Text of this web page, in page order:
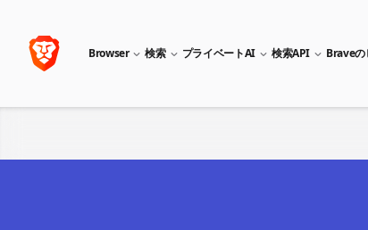
Browser 検索 プライベートAI 検索API Braveの